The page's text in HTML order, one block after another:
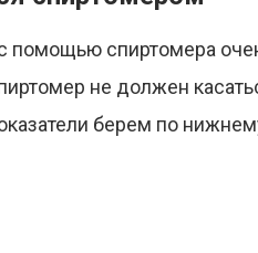
помощью спиртомера
не должен
берем по